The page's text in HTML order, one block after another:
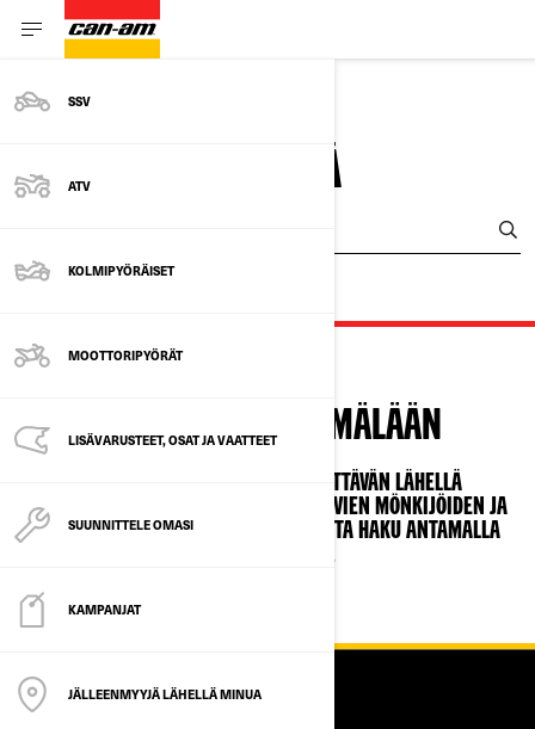
SSV
ATV
KOLMIPYÖRÄISET
MOOTTORIPYÖRÄT
LISÄVARUSTEET, OSAT JA VAATTEET
SUUNNITTELE OMASI
KAMPANJAT
JÄLLEENMYYJÄ LÄHELLÄ MINUA
ETSI JÄLLEENMYYJÄ
TERVETULOA MYYMÄLÄÄN
CAN-AM-JÄLLEENMYYJÄ ON YLLÄTTÄVÄN LÄHELLÄ
TULE TUTUSTUMAAN MAAILMAN JOHTAVIEN MÖNKIJÖIDEN JA
SSV-AJONEUVOJEN VALIKOIMAAN. ALOITA HAKU ANTAMALLA
POSTINUMEROSI.
RESURSSIT